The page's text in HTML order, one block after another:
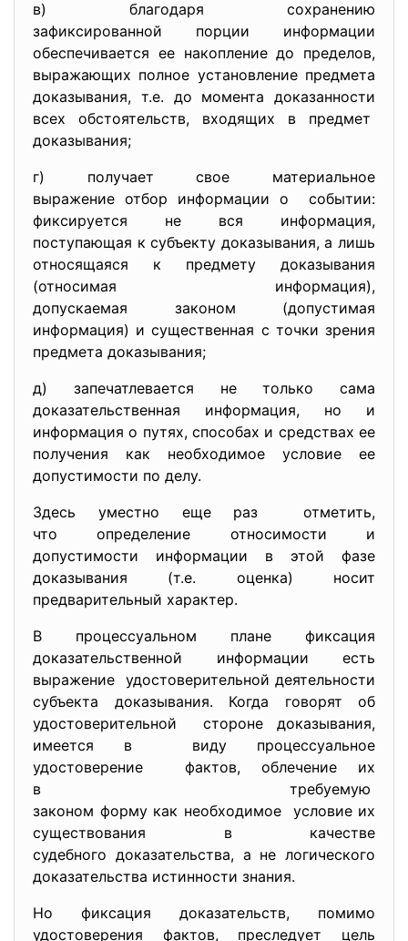
в) благодаря сохранению
зафиксированной порции информации
обеспечивается ее накопление до пределов,
выражающих полное установление предмета
доказывания, т.е. до момента доказанности
всех обстоятельств, входящих в предмет
доказывания;
г) получает свое материальное
выражение отбор информации о событии:
фиксируется не вся информация,
поступающая к субъекту доказывания, а лишь
относящаяся к предмету доказывания
(относимая информация),
допускаемая законом (допустимая
информация) и существенная с точки зрения
предмета доказывания;
д) запечатлевается не только сама
доказательственная информация, но и
информация о путях, способах и средствах ее
получения как необходимое условие ее
допустимости по делу.
Здесь уместно еще раз отметить,
что определение относимости и
допустимости информации в этой фазе
доказывания (т.е. оценка) носит
предварительный характер.
В процессуальном плане фиксация
доказательственной информации есть
выражение удостоверительной деятельности
субъекта доказывания. Когда говорят об
удостоверительной стороне доказывания,
имеется в виду процессуальное
удостоверение фактов, облечение их
в требуемую
законом форму как необходимое условие их
существования в качестве
судебного доказательства, а не логического
доказательства истинности знания.
Но фиксация доказательств, помимо
удостоверения фактов, преследует цель